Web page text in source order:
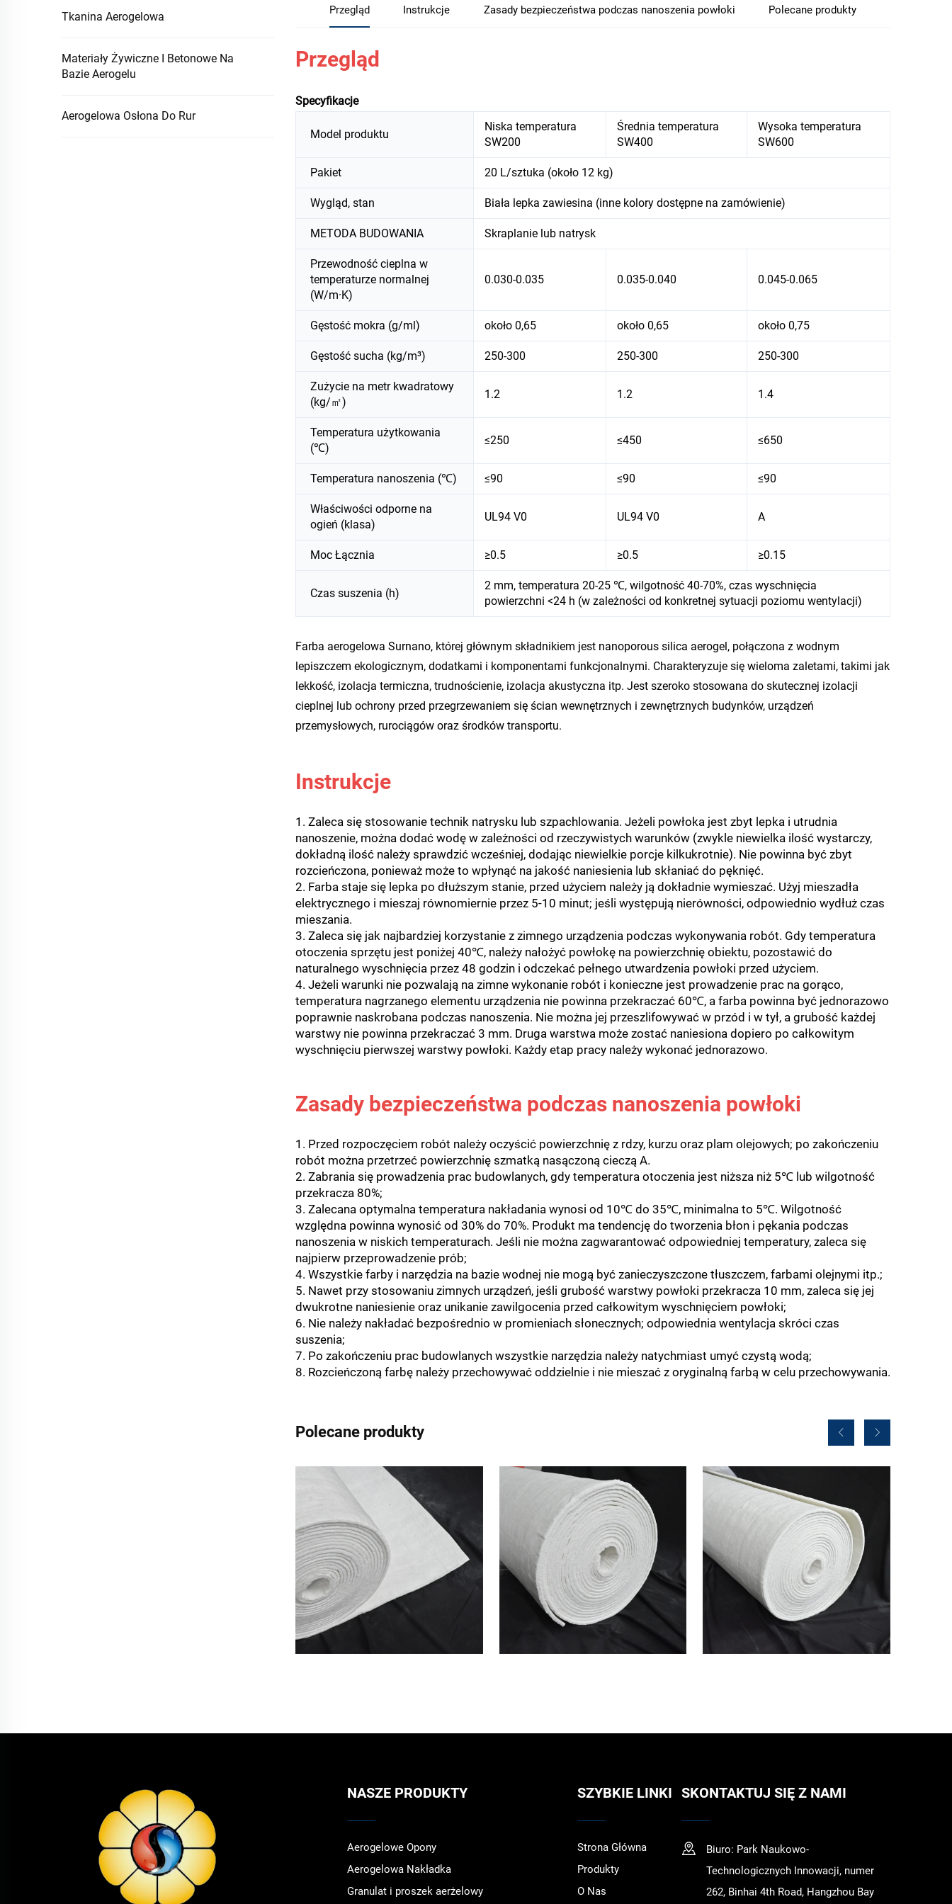
Tkanina Aerogelowa
Materiały Żywiczne I Betonowe Na
Bazie Aerogelu
Aerogelowa Osłona Do Rur
Przegląd Instrukcje Zasady bezpieczeństwa podczas nanoszenia powłoki Polecane produkty
Przegląd
Specyfikacje
Model produktu
Niska temperatura
SW200
Średnia temperatura
SW400
Wysoka temperatura
SW600
Pakiet 20 L/sztuka (około 12 kg)
Wygląd, stan Biała lepka zawiesina (inne kolory dostępne na zamówienie)
METODA BUDOWANIA Skraplanie lub natrysk
Przewodność cieplna w
temperaturze normalnej
(W/m·K)
0.030-0.035 0.035-0.040 0.045-0.065
Gęstość mokra (g/ml) około 0,65 około 0,65 około 0,75
Gęstość sucha (kg/m³) 250-300 250-300 250-300
Zużycie na metr kwadratowy
(kg/㎡)
1.2 1.2 1.4
Temperatura użytkowania
(℃)
≤250 ≤450 ≤650
Temperatura nanoszenia (℃) ≤90 ≤90 ≤90
Właściwości odporne na
ogień (klasa)
UL94 V0 UL94 V0 A
Moc Łącznia ≥0.5 ≥0.5 ≥0.15
Czas suszenia (h)
2 mm, temperatura 20-25 ℃, wilgotność 40-70%, czas wyschnięcia
powierzchni <24 h (w zależności od konkretnej sytuacji poziomu wentylacji)
Farba aerogelowa Surnano, której głównym składnikiem jest nanoporous silica aerogel, połączona z wodnym
lepiszczem ekologicznym, dodatkami i komponentami funkcjonalnymi. Charakteryzuje się wieloma zaletami, takimi jak
lekkość, izolacja termiczna, trudnościenie, izolacja akustyczna itp. Jest szeroko stosowana do skutecznej izolacji
cieplnej lub ochrony przed przegrzewaniem się ścian wewnętrznych i zewnętrznych budynków, urządzeń
przemysłowych, rurociągów oraz środków transportu.
Instrukcje
1. Zaleca się stosowanie technik natrysku lub szpachlowania. Jeżeli powłoka jest zbyt lepka i utrudnia
nanoszenie, można dodać wodę w zależności od rzeczywistych warunków (zwykle niewielka ilość wystarczy,
dokładną ilość należy sprawdzić wcześniej, dodając niewielkie porcje kilkukrotnie). Nie powinna być zbyt
rozcieńczona, ponieważ może to wpłynąć na jakość naniesienia lub skłaniać do pęknięć.
2. Farba staje się lepka po dłuższym stanie, przed użyciem należy ją dokładnie wymieszać. Użyj mieszadła
elektrycznego i mieszaj równomiernie przez 5-10 minut; jeśli występują nierówności, odpowiednio wydłuż czas
mieszania.
3. Zaleca się jak najbardziej korzystanie z zimnego urządzenia podczas wykonywania robót. Gdy temperatura
otoczenia sprzętu jest poniżej 40℃, należy nałożyć powłokę na powierzchnię obiektu, pozostawić do
naturalnego wyschnięcia przez 48 godzin i odczekać pełnego utwardzenia powłoki przed użyciem.
4. Jeżeli warunki nie pozwalają na zimne wykonanie robót i konieczne jest prowadzenie prac na gorąco,
temperatura nagrzanego elementu urządzenia nie powinna przekraczać 60℃, a farba powinna być jednorazowo
poprawnie naskrobana podczas nanoszenia. Nie można jej przeszlifowywać w przód i w tył, a grubość każdej
warstwy nie powinna przekraczać 3 mm. Druga warstwa może zostać naniesiona dopiero po całkowitym
wyschnięciu pierwszej warstwy powłoki. Każdy etap pracy należy wykonać jednorazowo.
Zasady bezpieczeństwa podczas nanoszenia powłoki
1. Przed rozpoczęciem robót należy oczyścić powierzchnię z rdzy, kurzu oraz plam olejowych; po zakończeniu
robót można przetrzeć powierzchnię szmatką nasączoną cieczą A.
2. Zabrania się prowadzenia prac budowlanych, gdy temperatura otoczenia jest niższa niż 5℃ lub wilgotność
przekracza 80%;
3. Zalecana optymalna temperatura nakładania wynosi od 10℃ do 35℃, minimalna to 5℃. Wilgotność
względna powinna wynosić od 30% do 70%. Produkt ma tendencję do tworzenia błon i pękania podczas
nanoszenia w niskich temperaturach. Jeśli nie można zagwarantować odpowiedniej temperatury, zaleca się
najpierw przeprowadzenie prób;
4. Wszystkie farby i narzędzia na bazie wodnej nie mogą być zanieczyszczone tłuszczem, farbami olejnymi itp.;
5. Nawet przy stosowaniu zimnych urządzeń, jeśli grubość warstwy powłoki przekracza 10 mm, zaleca się jej
dwukrotne naniesienie oraz unikanie zawilgocenia przed całkowitym wyschnięciem powłoki;
6. Nie należy nakładać bezpośrednio w promieniach słonecznych; odpowiednia wentylacja skróci czas
suszenia;
7. Po zakończeniu prac budowlanych wszystkie narzędzia należy natychmiast umyć czystą wodą;
8. Rozcieńczoną farbę należy przechowywać oddzielnie i nie mieszać z oryginalną farbą w celu przechowywania.
Polecane produkty
NASZE PRODUKTY
Aerogelowe Opony
Aerogelowa Nakładka
Granulat i proszek aerżelowy
SZYBKIE LINKI
Strona Główna
Produkty
O Nas
SKONTAKTUJ SIĘ Z NAMI
Biuro: Park Naukowo-
Technologicznych Innowacji, numer
262, Binhai 4th Road, Hangzhou Bay